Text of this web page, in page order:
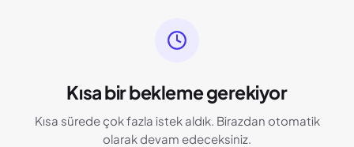
Kısa bir bekleme gerekiyor
Kısa sürede çok fazla istek aldık. Birazdan otomatik
olarak devam edeceksiniz.